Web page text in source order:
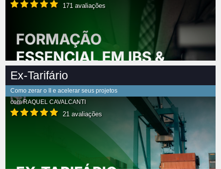
171 avaliações
Ex-Tarifário
Como zerar o II e acelerar seus projetos
comRAQUEL CAVALCANTI
21 avaliações